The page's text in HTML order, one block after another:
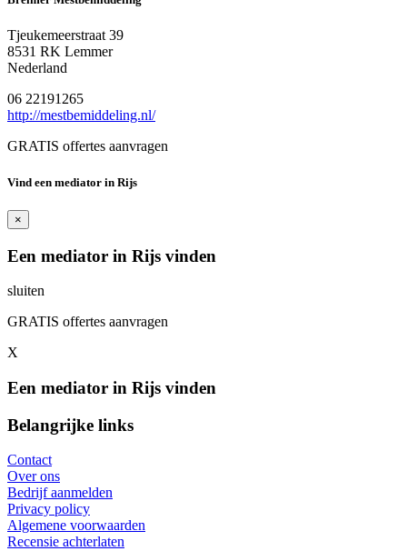
Tjeukemeerstraat 39
8531 RK Lemmer
Nederland
06 22191265
http://mestbemiddeling.nl/
GRATIS offertes aanvragen
Vind een mediator in Rijs
×
Een mediator in Rijs vinden
sluiten
GRATIS offertes aanvragen
X
Een mediator in Rijs vinden
Belangrijke links
Contact
Over ons
Bedrijf aanmelden
Privacy policy
Algemene voorwaarden
Recensie achterlaten